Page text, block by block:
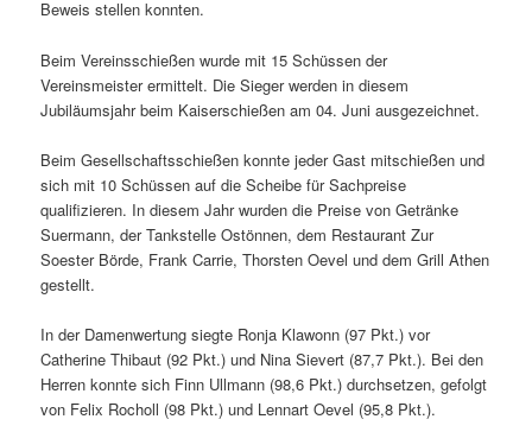
Beweis stellen konnten.
Beim Vereinsschießen wurde mit 15 Schüssen der
Vereinsmeister ermittelt. Die Sieger werden in diesem
Jubiläumsjahr beim Kaiserschießen am 04. Juni ausgezeichnet.
Beim Gesellschaftsschießen konnte jeder Gast mitschießen und
sich mit 10 Schüssen auf die Scheibe für Sachpreise
qualifizieren. In diesem Jahr wurden die Preise von Getränke
Suermann, der Tankstelle Ostönnen, dem Restaurant Zur
Soester Börde, Frank Carrie, Thorsten Oevel und dem Grill Athen
gestellt.
In der Damenwertung siegte Ronja Klawonn (97 Pkt.) vor
Catherine Thibaut (92 Pkt.) und Nina Sievert (87,7 Pkt.). Bei den
Herren konnte sich Finn Ullmann (98,6 Pkt.) durchsetzen, gefolgt
von Felix Rocholl (98 Pkt.) und Lennart Oevel (95,8 Pkt.).